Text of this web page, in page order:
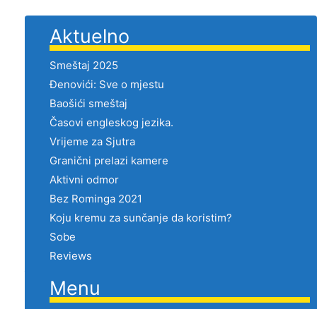
Aktuelno
Smeštaj 2025
Đenovići: Sve o mjestu
Baošići smeštaj
Časovi engleskog jezika.
Vrijeme za Sjutra
Granični prelazi kamere
Aktivni odmor
Bez Rominga 2021
Koju kremu za sunčanje da koristim?
Sobe
Reviews
Menu